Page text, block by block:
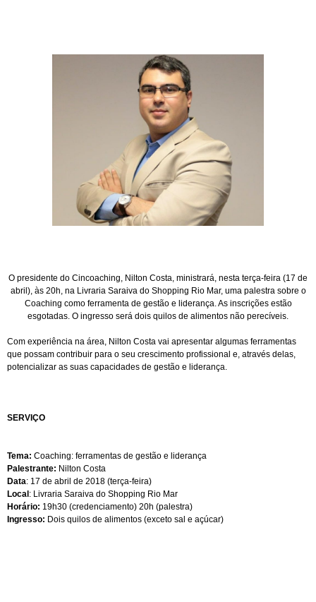
O presidente do Cincoaching, Nilton Costa, ministrará, nesta terça-feira (17 de
abril), às 20h, na Livraria Saraiva do Shopping Rio Mar, uma palestra sobre o
Coaching como ferramenta de gestão e liderança. As inscrições estão
esgotadas. O ingresso será dois quilos de alimentos não perecíveis.
Com experiência na área, Nilton Costa vai apresentar algumas ferramentas
que possam contribuir para o seu crescimento profissional e, através delas,
potencializar as suas capacidades de gestão e liderança.
SERVIÇO
Tema: Coaching: ferramentas de gestão e liderança
Palestrante: Nilton Costa
Data: 17 de abril de 2018 (terça-feira)
Local : Livraria Saraiva do Shopping Rio Mar
Horário: 19h30 (credenciamento) 20h (palestra)
Ingresso: Dois quilos de alimentos (exceto sal e açúcar)